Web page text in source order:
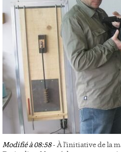
Modifié à 08:58- À l'initiative de la